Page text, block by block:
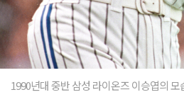
1990년대 중반 삼성 라이온즈 이승엽의 모